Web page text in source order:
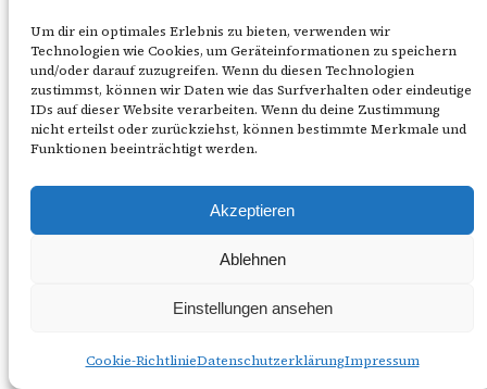
Um dir ein optimales Erlebnis zu bieten, verwenden wir
Technologien wie Cookies, um Geräteinformationen zu speichern
und/oder darauf zuzugreifen. Wenn du diesen Technologien
zustimmst, können wir Daten wie das Surfverhalten oder eindeutige
IDs auf dieser Website verarbeiten. Wenn du deine Zustimmung
nicht erteilst oder zurückziehst, können bestimmte Merkmale und
Funktionen beeinträchtigt werden.
Akzeptieren
Ablehnen
Einstellungen ansehen
Cookie-RichtlinieDatenschutzerklärungImpressum